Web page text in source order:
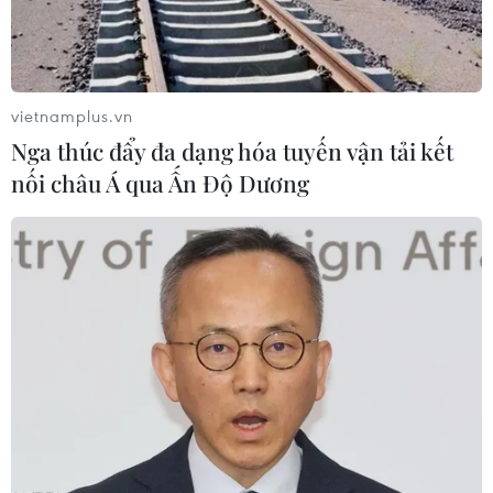
Chủ tịch Quốc hội kiêm Chủ
tịch Hạ viện Thái Lan viếng Lăng Bác
và tưởng niệm Anh hùng liệt sỹ
05/08/2026 09:20
Tổng Bí thư, Chủ tịch nước
Tô Lâm tiếp Đại sứ Malaysia
05/08/2026 07:46
Thường trực Ban Bí thư Trần
Cẩm Tú tiếp Đại sứ Singapore tại Việt
vietnamplus.vn
Nga thúc đẩy đa dạng hóa tuyến vận tải kết
nối châu Á qua Ấn Độ Dương